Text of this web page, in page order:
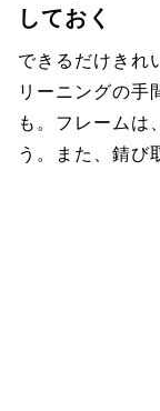
しておく
できるだけきれ
リーニングの手
も。フレームは
う。また、錆び